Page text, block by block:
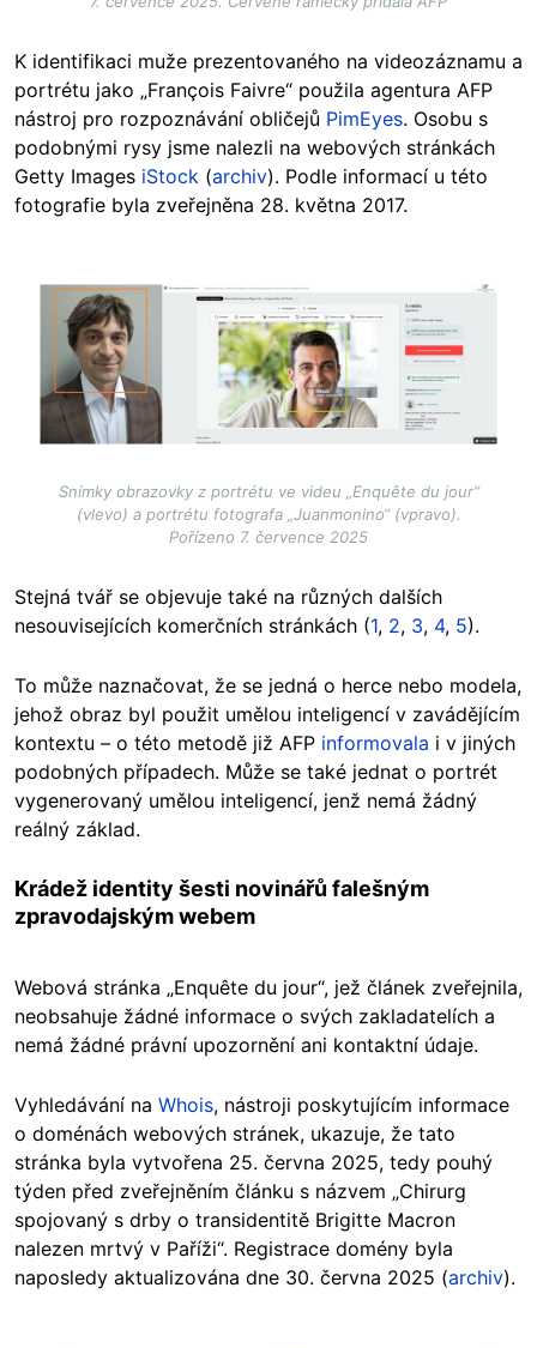
K identifikaci muže prezentovaného na videozáznamu a
portrétu jako „François Faivre“ použila agentura AFP
nástroj pro rozpoznávání obličejů PimEyes. Osobu s
podobnými rysy jsme nalezli na webových stránkách
Getty Images iStock (archiv). Podle informací u této
fotografie byla zveřejněna 28. května 2017.
Image
Snímky obrazovky z portrétu ve videu „Enquête du jour“
(vlevo) a portrétu fotografa „Juanmonino“ (vpravo).
Pořízeno 7. července 2025
Stejná tvář se objevuje také na různých dalších
nesouvisejících komerčních stránkách (1, 2, 3, 4, 5).
To může naznačovat, že se jedná o herce nebo modela,
jehož obraz byl použit umělou inteligencí v zavádějícím
kontextu – o této metodě již AFP informovala i v jiných
podobných případech. Může se také jednat o portrét
vygenerovaný umělou inteligencí, jenž nemá žádný
reálný základ.
Krádež identity šesti novinářů falešným
zpravodajským webem
Webová stránka „Enquête du jour“, jež článek zveřejnila,
neobsahuje žádné informace o svých zakladatelích a
nemá žádné právní upozornění ani kontaktní údaje.
Vyhledávání na Whois, nástroji poskytujícím informace
o doménách webových stránek, ukazuje, že tato
stránka byla vytvořena 25. června 2025, tedy pouhý
týden před zveřejněním článku s názvem „Chirurg
spojovaný s drby o transidentitě Brigitte Macron
nalezen mrtvý v Paříži“. Registrace domény byla
naposledy aktualizována dne 30. června 2025 (archiv).